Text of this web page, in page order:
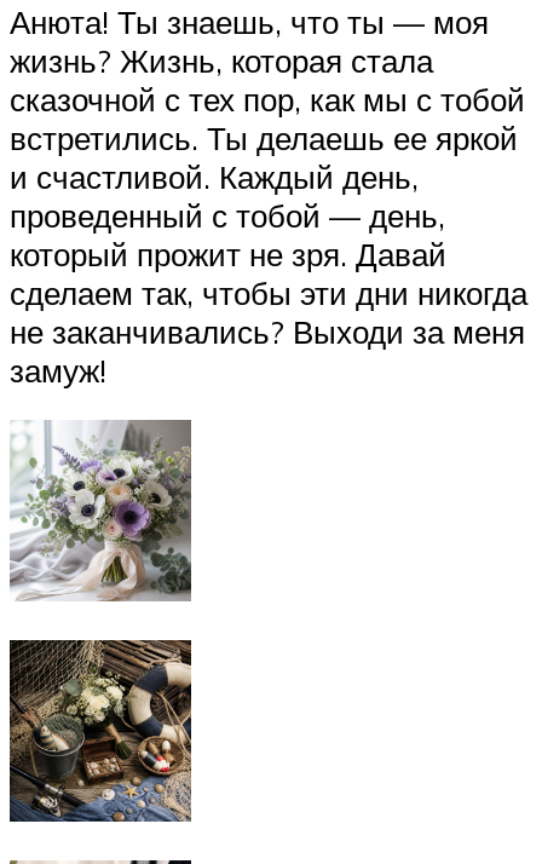
Анюта! Ты знаешь, что ты — моя
жизнь? Жизнь, которая стала
сказочной с тех пор, как мы с тобой
встретились. Ты делаешь ее яркой
и счастливой. Каждый день,
проведенный с тобой — день,
который прожит не зря. Давай
сделаем так, чтобы эти дни никогда
не заканчивались? Выходи за меня
замуж!